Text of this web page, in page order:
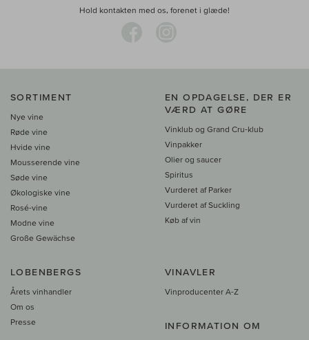
Hold kontakten med os, forenet i glæde!
SORTIMENT
Nye vine
Røde vine
Hvide vine
Mousserende vine
Søde vine
Økologiske vine
Rosé-vine
Modne vine
Große Gewächse
EN OPDAGELSE, DER ER
VÆRD AT GØRE
Vinklub og Grand Cru-klub
Vinpakker
Olier og saucer
Spiritus
Vurderet af Parker
Vurderet af Suckling
Køb af vin
LOBENBERGS
Årets vinhandler
Om os
Presse
VINAVLER
Vinproducenter A-Z
INFORMATION OM